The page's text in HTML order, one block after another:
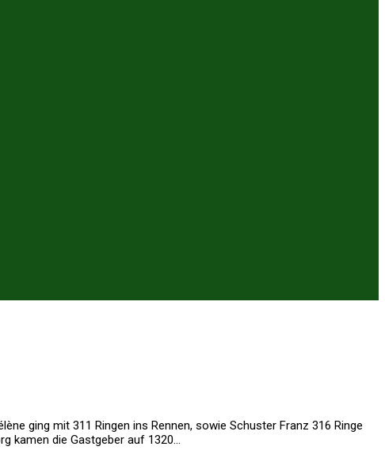
ging mit 311 Ringen ins Rennen, sowie Schuster Franz 316 Ringe
kamen die Gastgeber auf 1320…